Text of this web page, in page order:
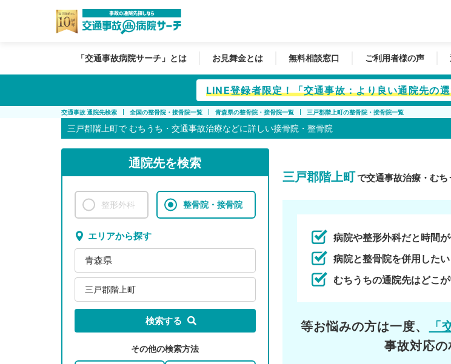
「交通事故病院サーチ」とは お見舞金とは 無料相談窓口 ご利用者様の声
LINE登録者限定！「交通事故：より良い通院先の
交通事故 通院先検索 全国の整骨院・接骨院一覧 青森県の整骨院・接骨院一覧 三戸郡階上町の整骨院・接骨院一覧
三戸郡階上町で むちうち・交通事故治療などに詳しい接骨院・整骨院
通院先を検索
整形外科 整骨院・接骨院
エリアから探す
青森県
三戸郡階上町
検索する
その他の検索方法
三戸郡階上町で交通事故治療・むち
病院や整形外科だと時間
病院と整骨院を併用したい
むちうちの通院先はどこ
等お悩みの方は一度、
事故対応の